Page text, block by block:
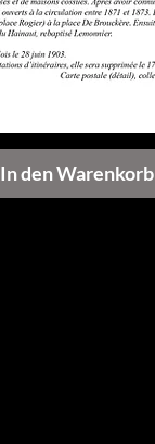
In den Warenkorb